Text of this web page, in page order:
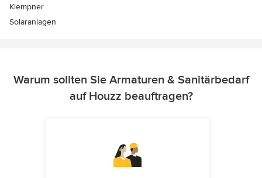
Klempner
Solaranlagen
Warum sollten Sie Armaturen & Sanitärbedarf
auf Houzz beauftragen?